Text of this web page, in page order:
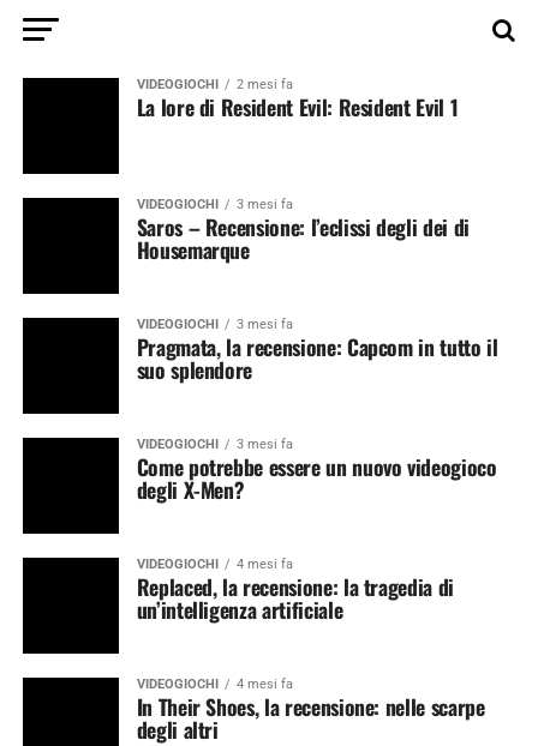
VIDEOGIOCHI 2 mesi fa
La lore di Resident Evil: Resident Evil 1
VIDEOGIOCHI 3 mesi fa
Saros – Recensione: l’eclissi degli dei di
Housemarque
VIDEOGIOCHI 3 mesi fa
Pragmata, la recensione: Capcom in tutto il
suo splendore
VIDEOGIOCHI 3 mesi fa
Come potrebbe essere un nuovo videogioco
degli X-Men?
VIDEOGIOCHI 4 mesi fa
Replaced, la recensione: la tragedia di
un’intelligenza artificiale
VIDEOGIOCHI 4 mesi fa
In Their Shoes, la recensione: nelle scarpe
degli altri